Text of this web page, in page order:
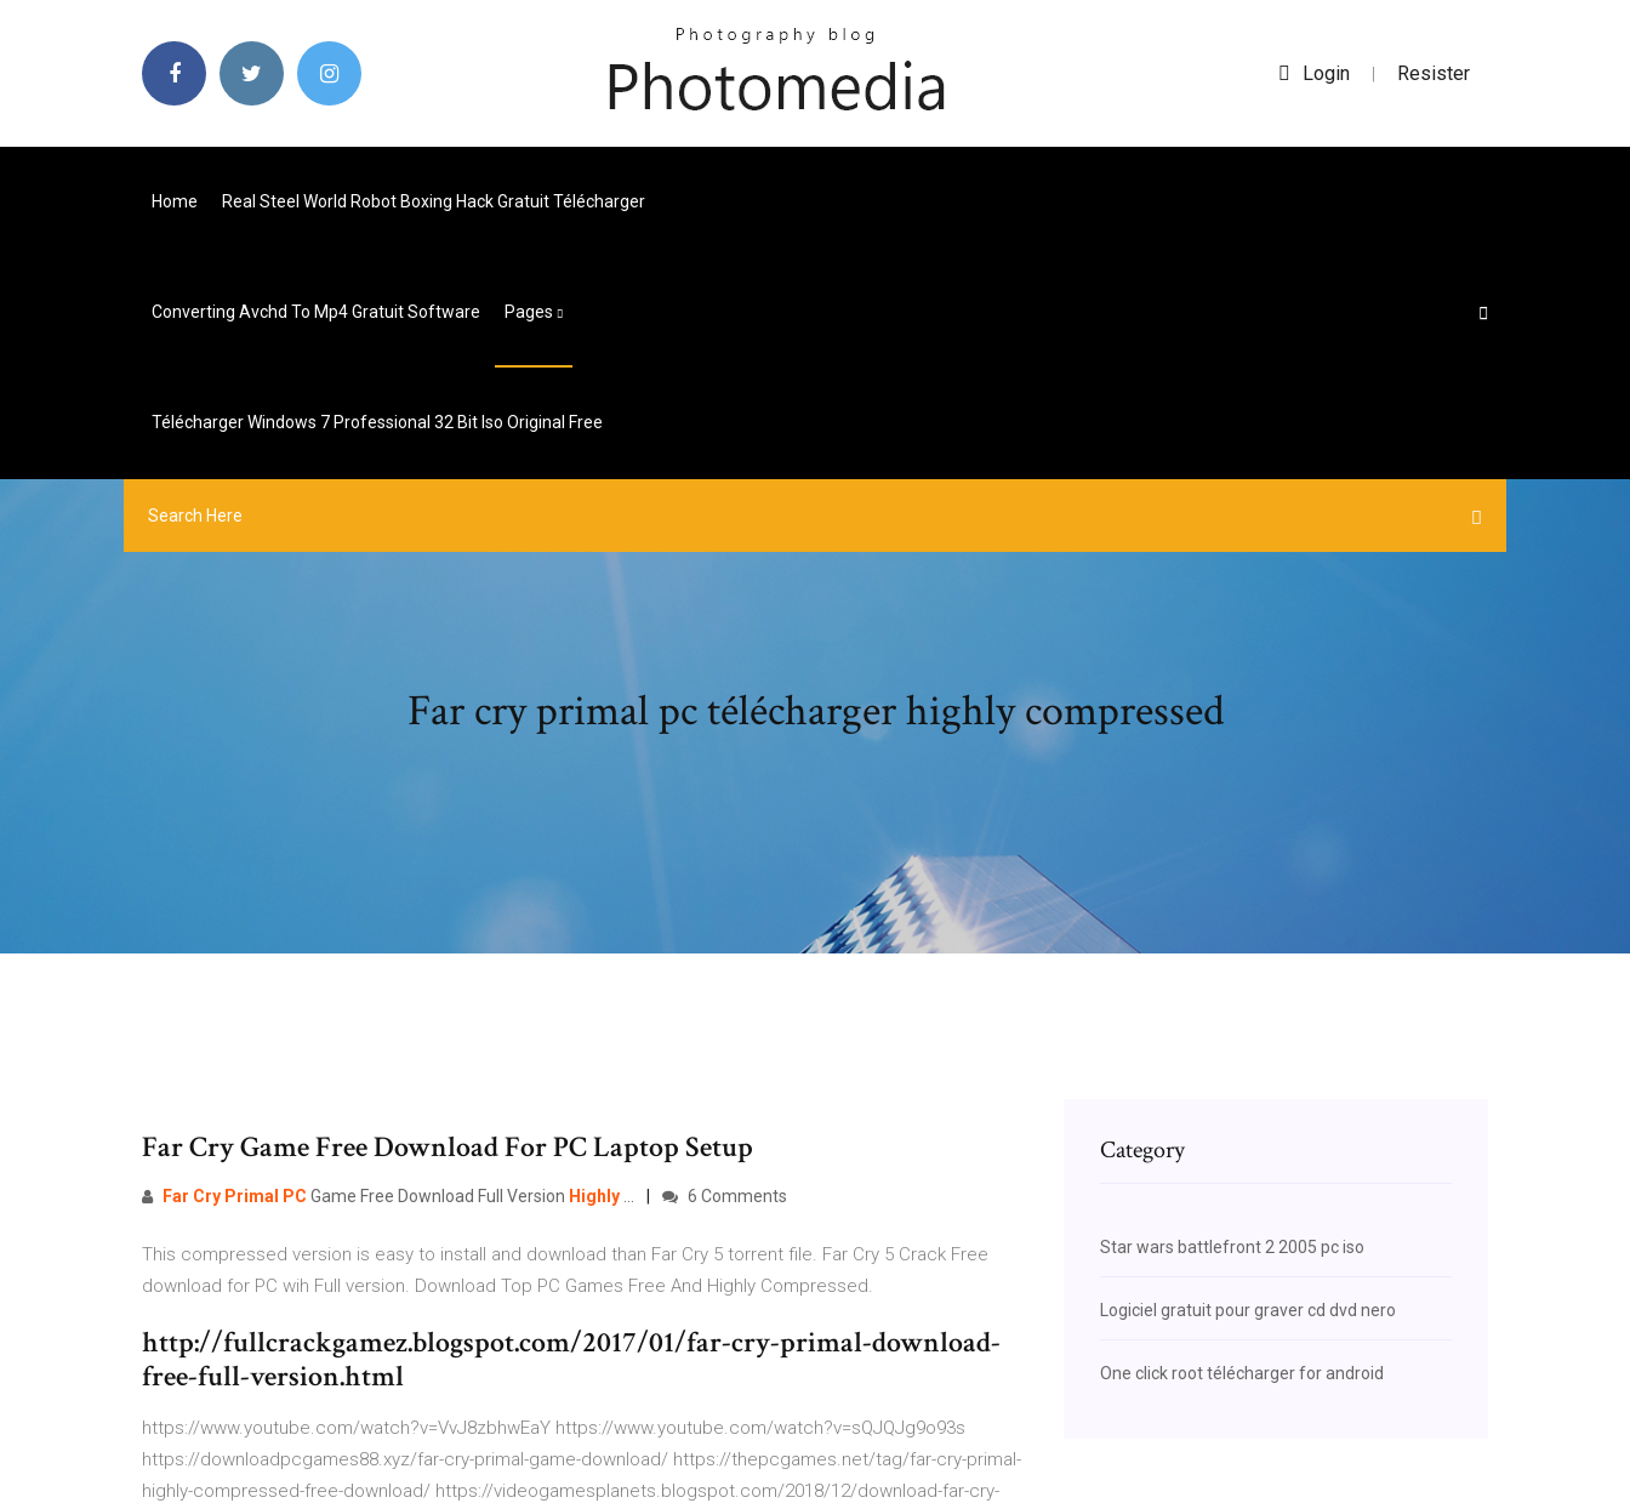
Login | Resister
Home Real Steel World Robot Boxing Hack Gratuit Télécharger
Converting Avchd To Mp4 Gratuit Software Pages
Télécharger Windows 7 Professional 32 Bit Iso Original Free
Far cry primal pc télécharger highly compressed
Far Cry Game Free Download For PC Laptop Setup
Far Cry Primal PC Game Free Download Full Version Highly 6 Comments
This compressed version is easy to install and download than Far Cry 5 torrent file. Far Cry 5 Crack Free
download for PC wih Full version. Download Top PC Games Free And Highly Compressed.
http://fullcrackgamez.blogspot.com/2017/01/far-cry-primal-download-
free-full-version.html
https://www.youtube.com/watch?v=VvJ8zbhwEaY https://www.youtube.com/watch?v=sQJQJg9o93s
https://downloadpcgames88.xyz/far-cry-primal-game-download/ https://thepcgames.net/tag/far-cry-primal-
highly-compressed-free-download/ https://videogamesplanets.blogspot.com/2018/12/download-far-cry-
Category
Star wars battlefront 2 2005 pc iso
Logiciel gratuit pour graver cd dvd nero
One click root télécharger for android